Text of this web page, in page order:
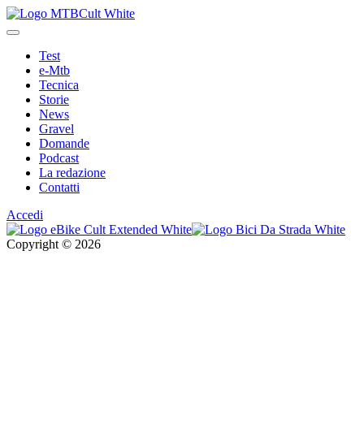
Test
e-Mtb
Tecnica
Storie
News
Gravel
Domande
Podcast
La redazione
Contatti
Accedi
Copyright © 2026